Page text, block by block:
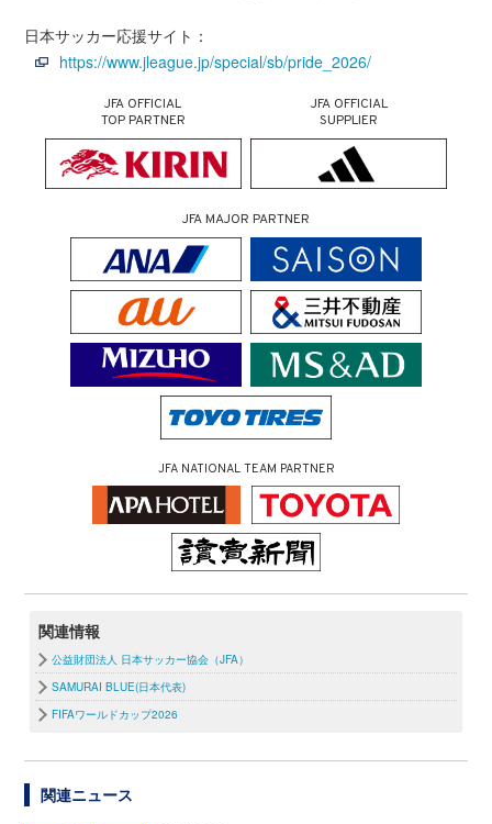
日本サッカー応援サイト：
https://www.jleague.jp/special/sb/pride_2026/
JFA OFFICIAL
TOP PARTNER
JFA OFFICIAL
SUPPLIER
JFA MAJOR PARTNER
JFA NATIONAL TEAM PARTNER
関連情報
公益財団法人 日本サッカー協会（JFA）
SAMURAI BLUE(日本代表)
FIFAワールドカップ2026
関連ニュース